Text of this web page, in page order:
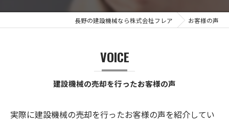
長野の建設機械なら株式会社フレア お客様の声
VOICE
建設機械の売却を行ったお客様の声
実際に建設機械の売却を行ったお客様の声を紹介してい